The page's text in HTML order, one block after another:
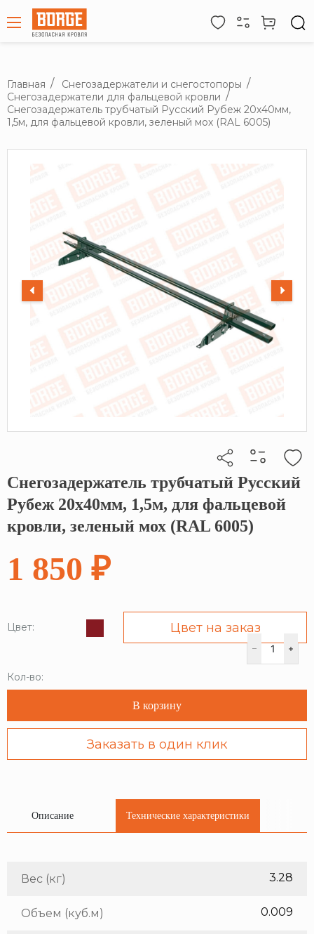
Главная
Снегозадержатели и снегостопоры
Снегозадержатели для фальцевой кровли
Снегозадержатель трубчатый Русский Рубеж 20х40мм,
1,5м, для фальцевой кровли, зеленый мох (RAL 6005)
Кликните, чтобы скопировать прямую ссылку
Снегозадержатель трубчатый Русский
Рубеж 20х40мм, 1,5м, для фальцевой
кровли, зеленый мох (RAL 6005)
1 850 ₽
Цвет: Цвет на заказ
Кол-во:
В корзину
Заказать в один клик
Описание Технические характеристики
Вес (кг) 3.28
Объем (куб.м) 0.009